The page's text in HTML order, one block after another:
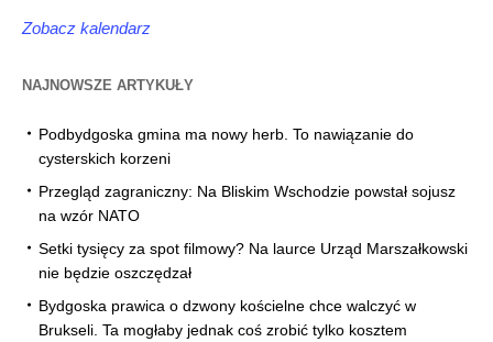
Zobacz kalendarz
NAJNOWSZE ARTYKUŁY
Podbydgoska gmina ma nowy herb. To nawiązanie do
cysterskich korzeni
Przegląd zagraniczny: Na Bliskim Wschodzie powstał sojusz
na wzór NATO
Setki tysięcy za spot filmowy? Na laurce Urząd Marszałkowski
nie będzie oszczędzał
Bydgoska prawica o dzwony kościelne chce walczyć w
Brukseli. Ta mogłaby jednak coś zrobić tylko kosztem